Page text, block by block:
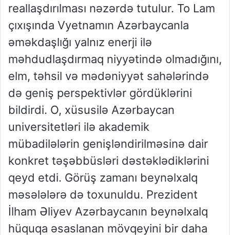
reallaşdırılması nəzərdə tutulur. To Lam
çıxışında Vyetnamın Azərbaycanla
əməkdaşlığı yalnız enerji ilə
məhdudlaşdırmaq niyyətində olmadığını,
elm, təhsil və mədəniyyət sahələrində
də geniş perspektivlər gördüklərini
bildirdi. O, xüsusilə Azərbaycan
universitetləri ilə akademik
mübadilələrin genişləndirilməsinə dair
konkret təşəbbüsləri dəstəklədiklərini
qeyd etdi. Görüş zamanı beynəlxalq
məsələlərə də toxunuldu. Prezident
İlham Əliyev Azərbaycanın beynəlxalq
hüquqa əsaslanan mövqeyini bir daha